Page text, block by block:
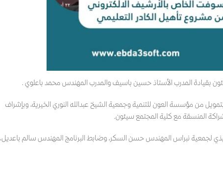
بقيادة المدرب الأستاذ حسين باسيف والمدرب المهندس محمد باعلوي .
من مؤسسة العون للتنمية وجمعية الشيخ عبدالله النوري الخيرية، وبإشراف
المنسقة مع كلية المجتمع سيئون.
لجمعية نبراس المهندس حسن السكر، وضابط البرنامج المهندس سالم باعديل،